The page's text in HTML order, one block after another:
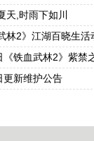
天,时雨下如川
林2》江湖百晓生活
《铁血武林2》紫禁
更新维护公告